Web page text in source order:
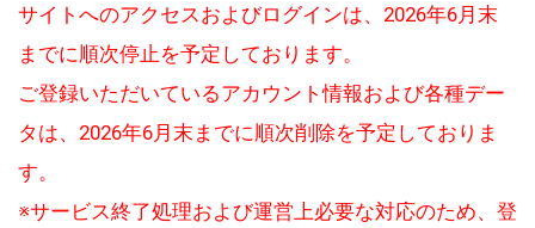
サイトへのアクセスおよびログインは、2026年6月末
までに順次停止を予定しております。
ご登録いただいているアカウント情報および各種デー
タは、2026年6月末までに順次削除を予定しておりま
す。
※サービス終了処理および運営上必要な対応のため、登